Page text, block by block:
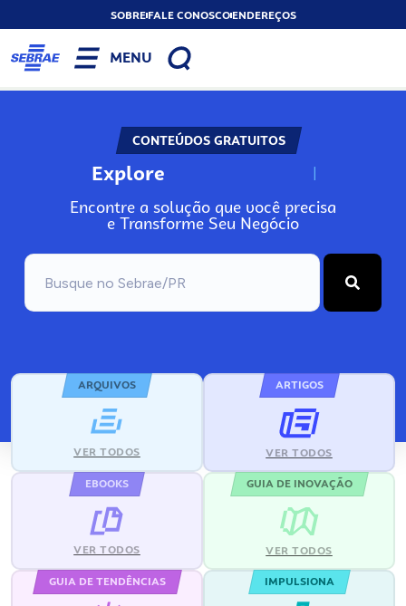
SOBREFALE CONOSCOENDEREÇOS
MENU
CONTEÚDOS GRATUITOS
Explore N
Encontre a solução que você precisa
e Transforme Seu Negócio
ARQUIVOS
VER TODOS
ARTIGOS
VER TODOS
EBOOKS
VER TODOS
GUIA DE INOVAÇÃO
VER TODOS
GUIA DE TENDÊNCIAS IMPULSIONA